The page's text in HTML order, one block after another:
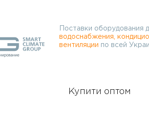
Поставки оборудования
водоснабжения,
вентиляции по всей
Купити оптом